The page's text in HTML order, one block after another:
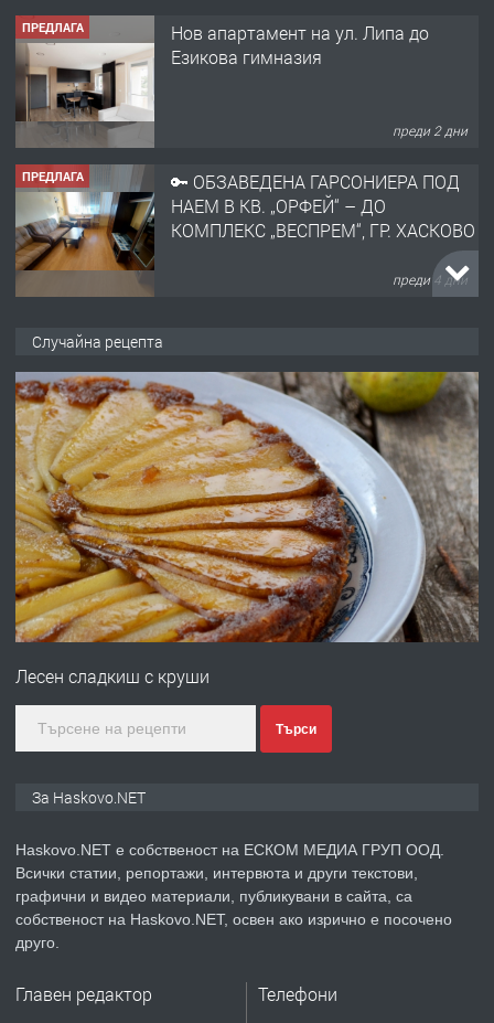
ПРЕДЛАГА
🔑 ОБЗАВЕДЕНА ГАРСОНИЕРА ПОД
НАЕМ В КВ. „ОРФЕЙ“ – ДО
преди 4 дни
ПРЕДЛАГА
НАПЪЛНО ОБЗАВЕДЕН И
ОБОРУДВАН ТРИСТАЕН
АПАРТАМЕНТ В ЦЕНТЪРА НА ГР.
преди 5 дни
преди 5 дни
ПРЕДЛАГА
№4120 Магазин/Офис под наем в кв.
Любен Каравелов, Хасково-близо до
градската градина!
преди 5 дни
ПРЕДЛАГА
ПРОСТОРЕН ТРИСТАЕН
КУБА
преди 6 дни
ПРЕДЛАГА СГЛОБЯВАНЕ НА МЕБЕЛИ.
Случайна рецепта
Лесен сладкиш с круши
Търси
За Haskovo.NET
Haskovo.NET е собственост на ЕСКОМ МЕДИА ГРУП ООД.
Всички статии, репортажи, интервюта и други текстови,
графични и видео материали, публикувани в сайта, са
собственост на Haskovo.NET, освен ако изрично е посочено
друго.
Главен редактор Телефони